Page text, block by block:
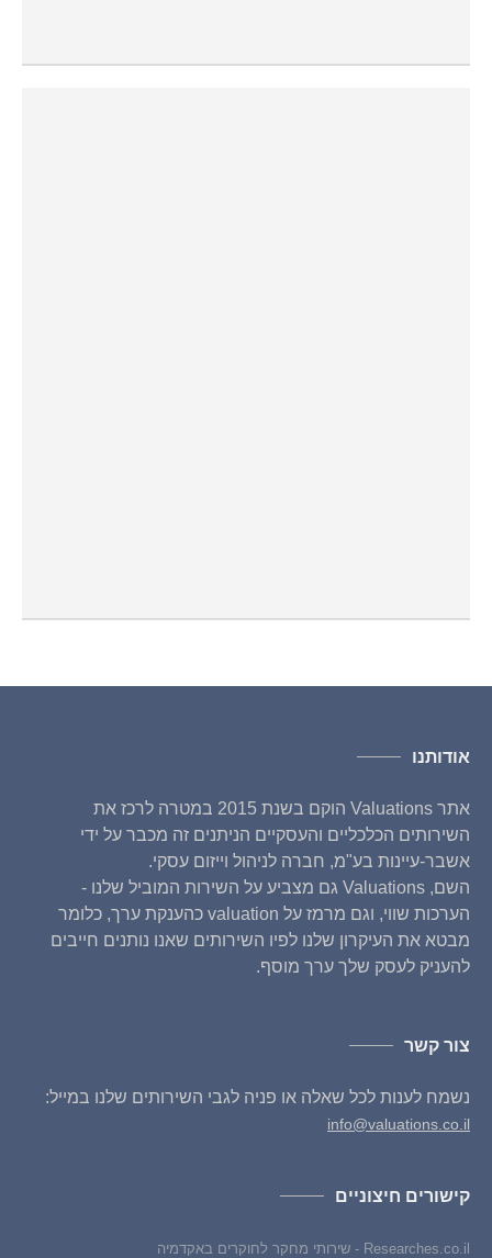
אודותנו
אתר Valuations הוקם בשנת 2015 במטרה לרכז את
השירותים הכלכליים והעסקיים הניתנים זה מכבר על ידי
אשבר-עיינות בע"מ, חברה לניהול וייזום עסקי.
השם, Valuations גם מצביע על השירות המוביל שלנו -
הערכות שווי, וגם מרמז על valuation כהענקת ערך, כלומר
מבטא את העיקרון שלנו לפיו השירותים שאנו נותנים חייבים
להעניק לעסק שלך ערך מוסף.
צור קשר
נשמח לענות לכל שאלה או פניה לגבי השירותים שלנו במייל:
info@valuations.co.il
קישורים חיצוניים
Researches.co.il - שירותי מחקר לחוקרים באקדמיה